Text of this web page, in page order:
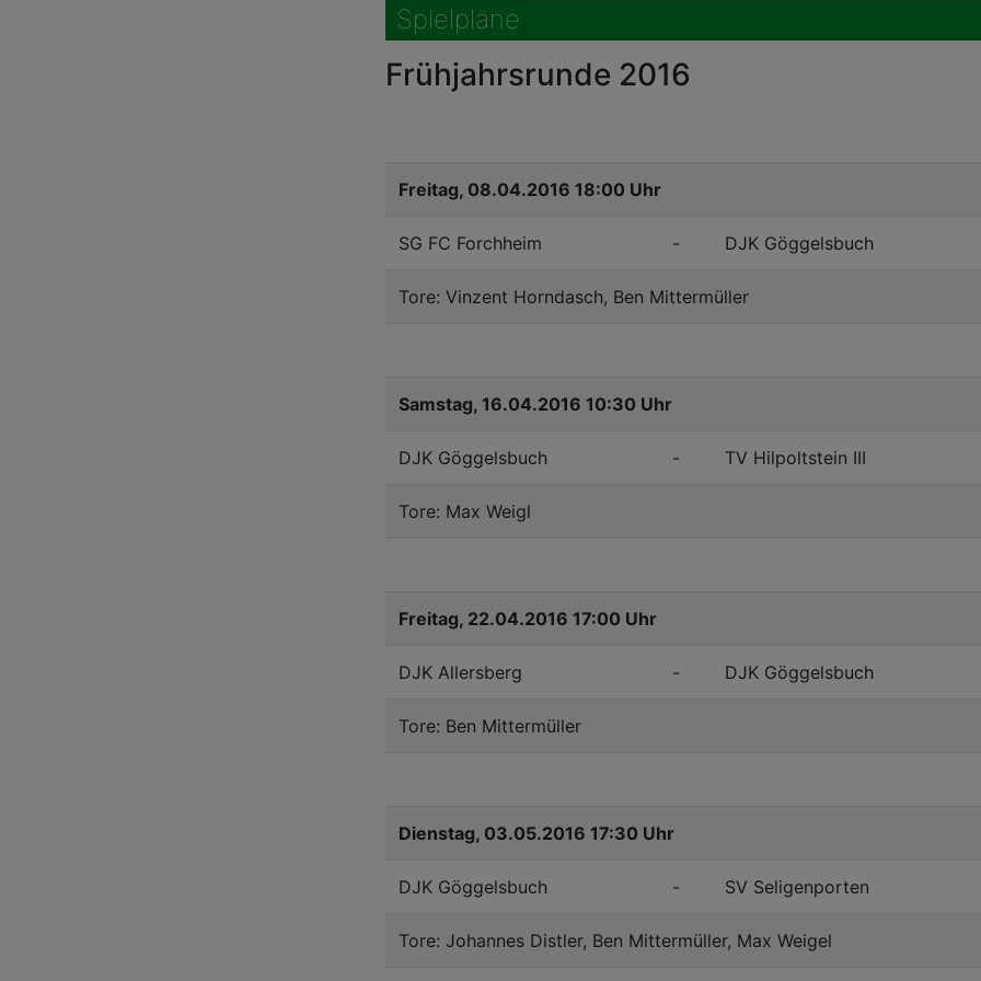
Spielpläne
Frühjahrsrunde 2016
Freitag, 08.04.2016 18:00 Uhr
SG FC Forchheim - DJK Göggelsbuch
Tore: Vinzent Horndasch, Ben Mittermüller
Samstag, 16.04.2016 10:30 Uhr
DJK Göggelsbuch - TV Hilpoltstein III
Tore: Max Weigl
Freitag, 22.04.2016 17:00 Uhr
DJK Allersberg - DJK Göggelsbuch
Tore: Ben Mittermüller
Dienstag, 03.05.2016 17:30 Uhr
DJK Göggelsbuch - SV Seligenporten
Tore: Johannes Distler, Ben Mittermüller, Max Weigel